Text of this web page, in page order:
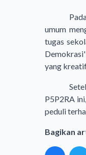
umum
tugas
yang
P5P2RA
peduli
Bagikan